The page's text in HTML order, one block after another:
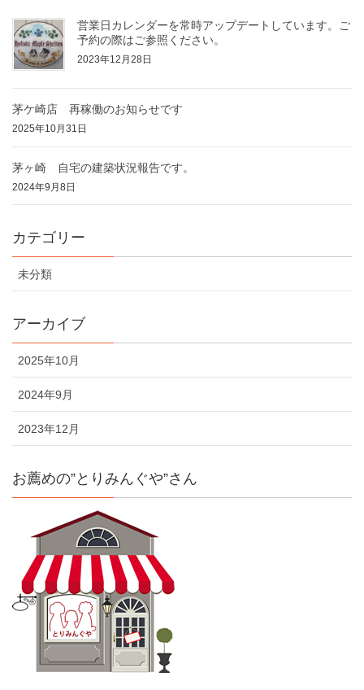
営業日カレンダーを常時アップデートしています。ご
予約の際はご参照ください。
2023年12月28日
茅ケ崎店 再稼働のお知らせです
2025年10月31日
茅ヶ崎 自宅の建築状況報告です。
2024年9月8日
カテゴリー
未分類
アーカイブ
2025年10月
2024年9月
2023年12月
お薦めの”とりみんぐや”さん